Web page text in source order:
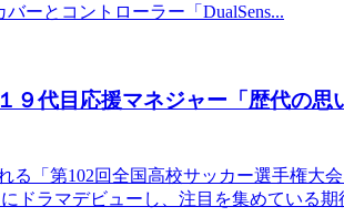
ーとコントローラー「DualSens...
９代目応援マネジャー「歴代の思
「第102回全国高校サッカー選手権大会
ドラマデビューし、注目を集めている期